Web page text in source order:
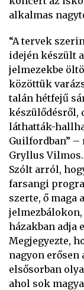
alkalmas
“A tervek
idején készült
jelmezekbe
közöttük
talán hétfejű
készülődésről,
láthatták-
Guilfordban” –
Gryllus Vilmos.
Szólt arról,
farsangi
szerte, ő maga
házakban adja
Megjegyezte,
nagyon erősen
elsősorban
ahol sok